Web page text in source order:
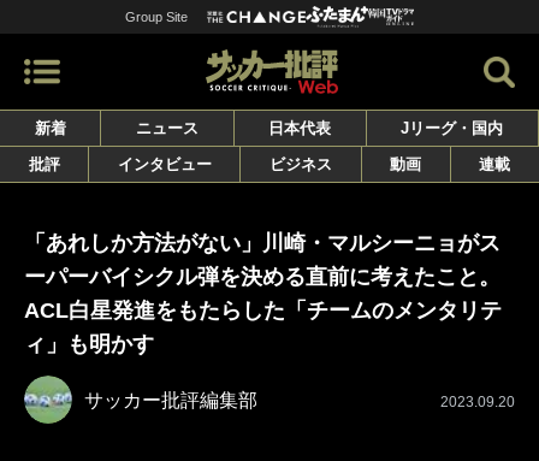
Group Site
新着 ニュース 日本代表
Jリーグ・国内
批評
インタビュー ビジネス 動画 連載
「あれしか方法がない」川崎・マルシーニョがス
ーパーバイシクル弾を決める直前に考えたこと。
ACL白星発進をもたらした「チームのメンタリテ
ィ」も明かす
サッカー批評編集部 2023.09.20